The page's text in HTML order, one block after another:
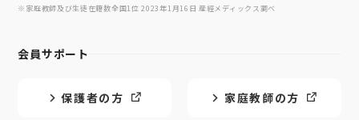
※家庭教師及び生徒在籍数全国1位 2023年1月16日 産經メディックス調べ
会員サポート
保護者の方 家庭教師の方